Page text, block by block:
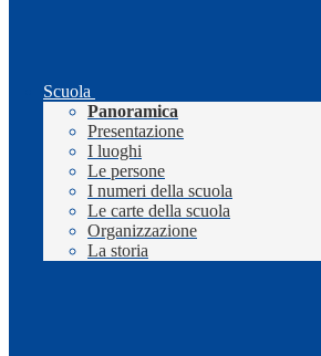
Scuola
Panoramica
Presentazione
I luoghi
Le persone
I numeri della scuola
Le carte della scuola
Organizzazione
La storia